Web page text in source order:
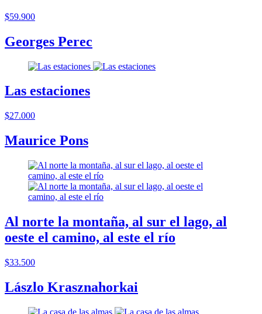
$59.900
Georges Perec
Las estaciones
$27.000
Maurice Pons
Al norte la montaña, al sur el lago, al
oeste el camino, al este el río
$33.500
Lászlo Krasznahorkai